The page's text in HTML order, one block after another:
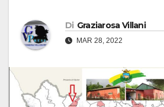
Di Graziarosa Villani
MAR 28, 2022